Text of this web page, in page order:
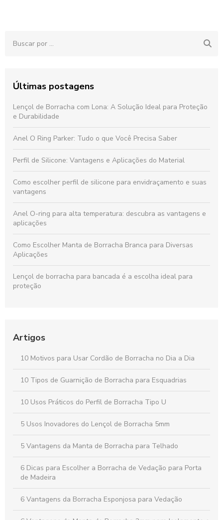
Últimas postagens
Lençol de Borracha com Lona: A Solução Ideal para Proteção
e Durabilidade
Anel O Ring Parker: Tudo o que Você Precisa Saber
Perfil de Silicone: Vantagens e Aplicações do Material
Como escolher perfil de silicone para envidraçamento e suas
vantagens
Anel O-ring para alta temperatura: descubra as vantagens e
aplicações
Como Escolher Manta de Borracha Branca para Diversas
Aplicações
Lençol de borracha para bancada é a escolha ideal para
proteção
Lençol de silicone para acamados é a solução ideal para
Perfis quadrados: descubra suas aplicações e vantagens no
mercado atual
Artigos
10 Motivos para Usar Cordão de Borracha no Dia a Dia
10 Tipos de Guarnição de Borracha para Esquadrias
10 Usos Práticos do Perfil de Borracha Tipo U
5 Usos Inovadores do Lençol de Borracha 5mm
5 Vantagens da Manta de Borracha para Telhado
6 Dicas para Escolher a Borracha de Vedação para Porta
de Madeira
6 Vantagens da Borracha Esponjosa para Vedação